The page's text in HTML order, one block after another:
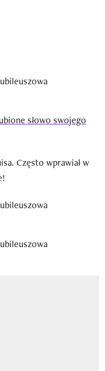
słowo swojego
Często wprawiał w